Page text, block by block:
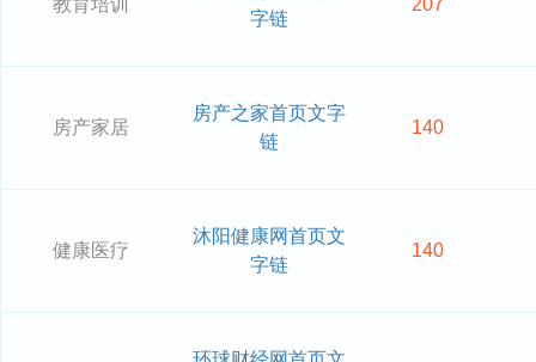
教育培训
字链
207
房产家居
房产之家首页文字
链
140
健康医疗
沐阳健康网首页文
字链
140